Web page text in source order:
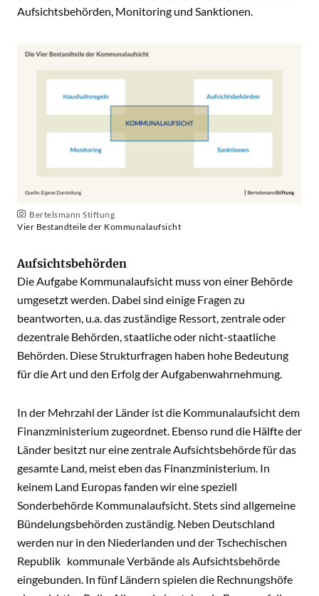
Aufsichtsbehörden, Monitoring und Sanktionen.
Bertelsmann Stiftung
Vier Bestandteile der Kommunalaufsicht
Aufsichtsbehörden
Die Aufgabe Kommunalaufsicht muss von einer Behörde
umgesetzt werden. Dabei sind einige Fragen zu
beantworten, u.a. das zuständige Ressort, zentrale oder
dezentrale Behörden, staatliche oder nicht-staatliche
Behörden. Diese Strukturfragen haben hohe Bedeutung
für die Art und den Erfolg der Aufgabenwahrnehmung.
In der Mehrzahl der Länder ist die Kommunalaufsicht dem
Finanzministerium zugeordnet. Ebenso rund die Hälfte der
Länder besitzt nur eine zentrale Aufsichtsbehörde für das
gesamte Land, meist eben das Finanzministerium. In
keinem Land Europas fanden wir eine speziell
Sonderbehörde Kommunalaufsicht. Stets sind allgemeine
Bündelungsbehörden zuständig. Neben Deutschland
werden nur in den Niederlanden und der Tschechischen
Republik kommunale Verbände als Aufsichtsbehörde
eingebunden. In fünf Ländern spielen die Rechnungshöfe